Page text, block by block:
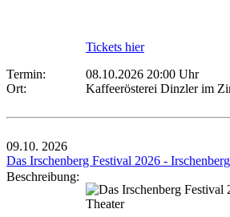
Tickets hier
Termin:
08.10.2026 20:00 Uhr
Ort:
Kaffeerösterei Dinzler im
09.10. 2026
Das Irschenberg Festival 2026 -
Beschreibung: